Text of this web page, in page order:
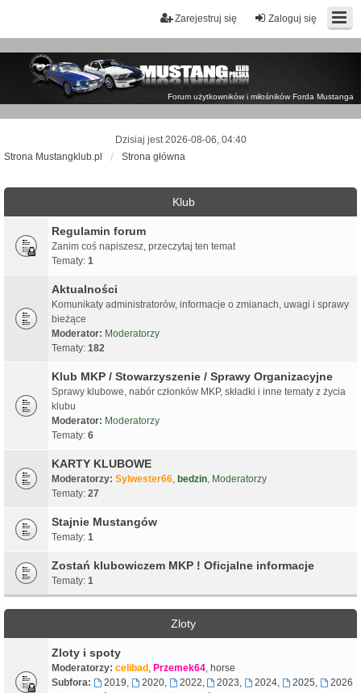
Zaloguj się
Zarejestruj się
Forum użytkowników i miłośników Forda Mustanga
Dzisiaj jest 2026-08-06, 04:40
Strona Mustangklub.pl
Strona główna
Klub
Regulamin forum
Zanim coś napiszesz, przeczytaj ten temat
Tematy: 1
Aktualności
Komunikaty administratorów, informacje o zmianach, uwagi i sprawy
bieżące
Moderator: Moderatorzy
Tematy: 182
Klub MKP / Stowarzyszenie / Sprawy Organizacyjne
Sprawy klubowe, nabór członków MKP, składki i inne tematy z życia
klubu
Moderator: Moderatorzy
Tematy: 6
KARTY KLUBOWE
Moderatorzy: Sylwester66, bedzin, Moderatorzy
Tematy: 27
Stajnie Mustangów
Tematy: 1
Zostań klubowiczem MKP ! Oficjalne informacje
Tematy: 1
Zloty
Zloty i spoty
Moderatorzy: celibad, Przemek64, horse
Subfora:
2019, 2020, 2022, 2023, 2024, 2025,
2026